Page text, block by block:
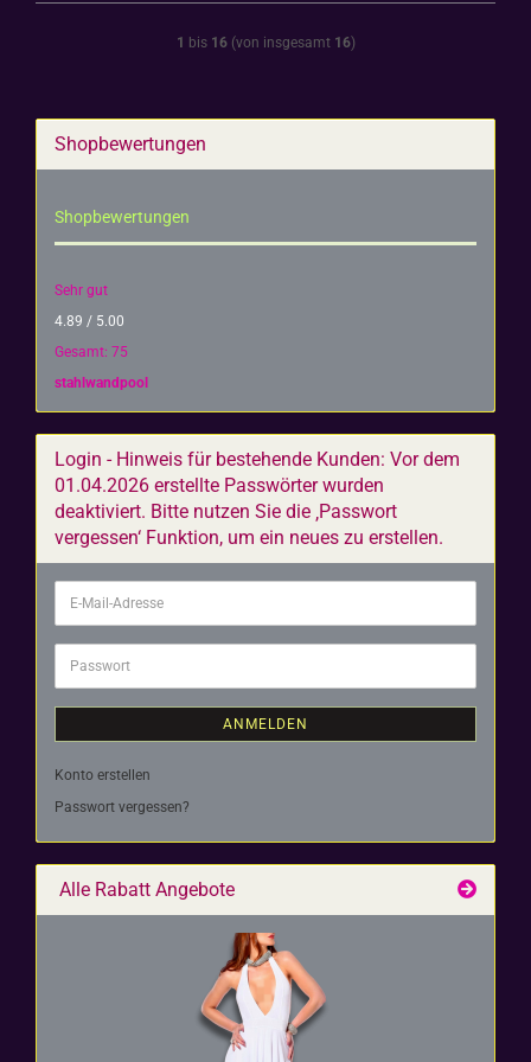
1 bis 16(von insgesamt 16)
Shopbewertungen
Shopbewertungen
Sehr gut
4.89 / 5.00
Gesamt: 75
stahlwandpool
Login - Hinweis für bestehende Kunden: Vor dem
01.04.2026 erstellte Passwörter wurden
deaktiviert. Bitte nutzen Sie die ‚Passwort
vergessen‘ Funktion, um ein neues zu erstellen.
E-
Mail-
Adresse
Passwort
ANMELDEN
Konto erstellen
Passwort vergessen?
Alle Rabatt Angebote